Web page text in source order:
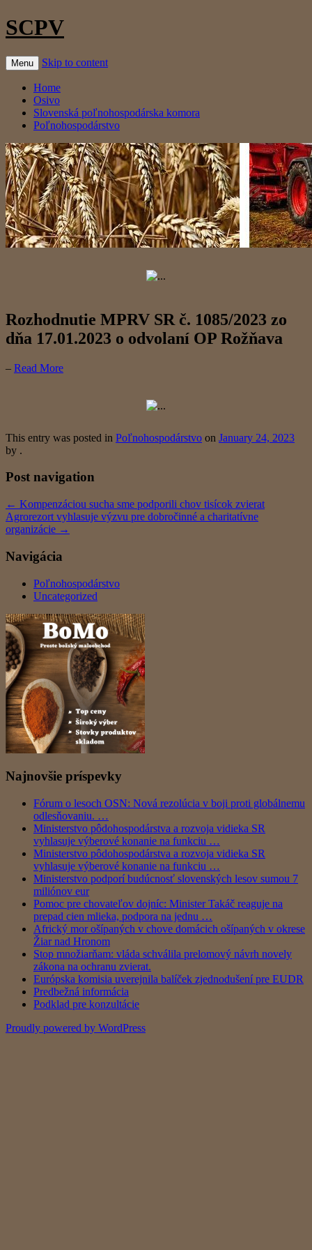
SCPV
Menu Skip to content
Home
Osivo
Slovenská poľnohospodárska komora
Poľnohospodárstvo
Rozhodnutie MPRV SR č. 1085/2023 zo
dňa 17.01.2023 o odvolaní OP Rožňava
– Read More
This entry was posted in Poľnohospodárstvo on January 24, 2023
by .
Post navigation
← Kompenzáciou sucha sme podporili chov tisícok zvierat
Agrorezort vyhlasuje výzvu pre dobročinné a charitatívne
organizácie →
Navigácia
Poľnohospodárstvo
Uncategorized
Najnovšie príspevky
Fórum o lesoch OSN: Nová rezolúcia v boji proti globálnemu
odlesňovaniu. …
Ministerstvo pôdohospodárstva a rozvoja vidieka SR
vyhlasuje výberové konanie na funkciu …
Ministerstvo pôdohospodárstva a rozvoja vidieka SR
vyhlasuje výberové konanie na funkciu …
Ministerstvo podporí budúcnosť slovenských lesov sumou 7
miliónov eur
Pomoc pre chovateľov dojníc: Minister Takáč reaguje na
prepad cien mlieka, podpora na jednu …
Africký mor ošípaných v chove domácich ošípaných v okrese
Žiar nad Hronom
Stop množiarňam: vláda schválila prelomový návrh novely
zákona na ochranu zvierat.
Európska komisia uverejnila balíček zjednodušení pre EUDR
Predbežná informácia
Podklad pre konzultácie
Proudly powered by WordPress